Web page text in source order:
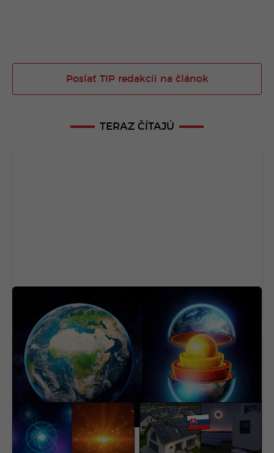
Poslať TIP redakcii na článok
TERAZ ČÍTAJÚ
Vedci tomu nerozumejú. Jadro Zeme náhle
zmenilo smer
Veľký prelom vo fyzike:
Vedci naučili teplo prúdiť
ako svetlo v optickom
vlákne
Zatmenie Slnka oberie
európsku fotovoltiku až
o 9,7 GW výkonu. Koľko
stratia Slováci?